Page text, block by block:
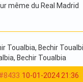
même du Real Madrid
Toualbia, Bechir
, Bechir Toualbia
10-01-2024 21:36